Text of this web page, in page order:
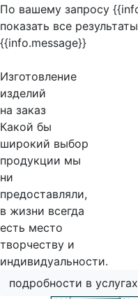
По вашему запросу
показать все
{{info.message}}
Изготовление
изделий
на заказ
Какой бы
широкий выбор
продукции мы
ни
предоставляли,
в жизни всегда
есть место
творчеству и
индивидуальности.
подробности в услугах